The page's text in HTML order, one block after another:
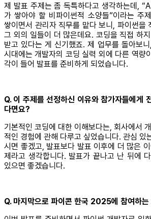
제 발표 주제는 좀 독특하다고 생각하는데,
가 쌓아야 할 비파이썬적 소양들”이라는 주
쌓이면서 관리자 직무를 맡다 보니, 파이썬을
그 외의 일들이 더 많은데요. 코딩을 직접 하
받고 있다는 게 신기했죠. 제 업무를 돌아보
시대에는 개발자의 코딩 실력 외에 다른 역량
각이 들어 발표를 준비하게 되었습니다.
Q. 이 주제를 선정하신 이유와 참가자들에게
다면요?
기본적인 코딩에 대한 이해보다는, 회사에서
적인 경험에 관해 다루고 싶었습니다. 관심 있
시면 좋겠고, 발표보다 발표 이후에 더 많은
제라고 생각합니다. 발표가 끝나고 난 뒤에
있으면 좋겠습니다.
Q. 마지막으로 파이콘 한국 2025에 참여하는